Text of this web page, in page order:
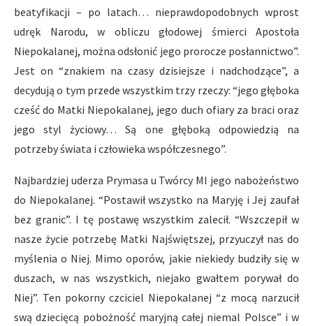
beatyfikacji – po latach… nieprawdopodobnych wprost
udręk Narodu, w obliczu głodowej śmierci Apostoła
Niepokalanej, można odsłonić jego prorocze posłannictwo”.
Jest on “znakiem na czasy dzisiejsze i nadchodzące”, a
decydują o tym przede wszystkim trzy rzeczy: “jego głęboka
cześć do Matki Niepokalanej, jego duch ofiary za braci oraz
jego styl życiowy… Są one głęboką odpowiedzią na
potrzeby świata i człowieka współczesnego”.
Najbardziej uderza Prymasa u Twórcy MI jego nabożeństwo
do Niepokalanej. “Postawił wszystko na Maryję i Jej zaufał
bez granic”. I tę postawę wszystkim zalecił. “Wszczepił w
nasze życie potrzebę Matki Najświętszej, przyuczył nas do
myślenia o Niej. Mimo oporów, jakie niekiedy budziły się w
duszach, w nas wszystkich, niejako gwałtem porywał do
Niej”. Ten pokorny czciciel Niepokalanej “z mocą narzucił
swą dziecięcą pobożność maryjną całej niemal Polsce” i w